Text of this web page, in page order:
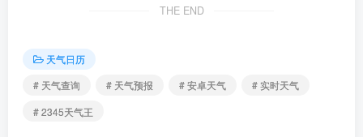
THE END
天气日历
# 天气查询
# 天气预报 # 安卓天气
# 实时天气
# 2345天气王